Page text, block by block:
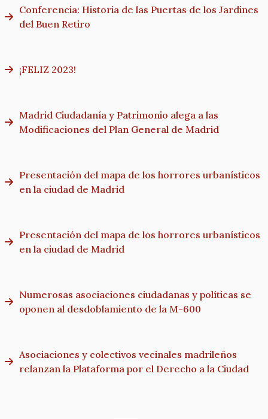
Conferencia: Historia de las Puertas de los Jardines
del Buen Retiro
¡FELIZ 2023!
Madrid Ciudadanía y Patrimonio alega a las
Modificaciones del Plan General de Madrid
Presentación del mapa de los horrores urbanísticos
en la ciudad de Madrid
Presentación del mapa de los horrores urbanísticos
en la ciudad de Madrid
Numerosas asociaciones ciudadanas y políticas se
oponen al desdoblamiento de la M-600
Asociaciones y colectivos vecinales madrileños
relanzan la Plataforma por el Derecho a la Ciudad